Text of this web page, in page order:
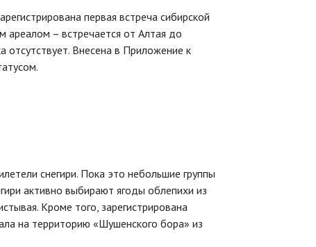
первая встреча сибирской
ареалом – встречается от Алтая до
отсутствует. Внесена в Приложение к
снегири. Пока это небольшие группы
активно выбирают ягоды облепихи из
Кроме того, зарегистрирована
на территорию «Шушенского бора» из